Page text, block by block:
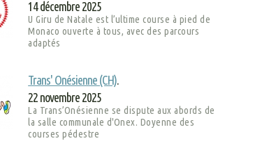
14 décembre 2025
U Giru de Natale est l’ultime course à pied de
Monaco ouverte à tous, avec des parcours
adaptés
Trans' Onésienne (CH)
22 novembre 2025
La Trans’Onésienne se dispute aux abords de
la salle communale d'Onex. Doyenne des
courses pédestre